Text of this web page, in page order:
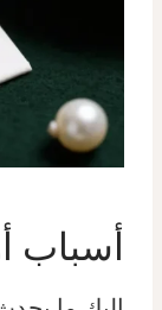
أسباب